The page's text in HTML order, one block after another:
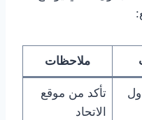
ملاحظات
تأكد من موقع
الاتحاد